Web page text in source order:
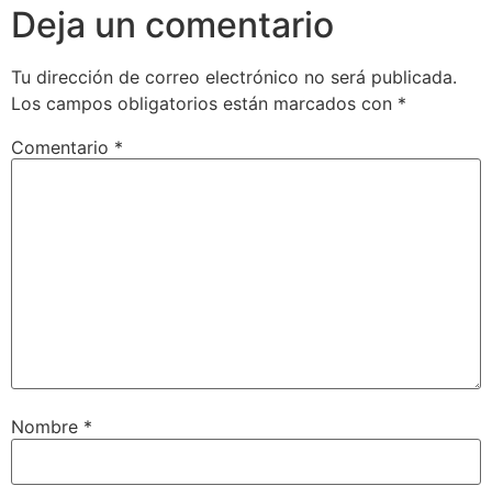
Deja un comentario
Tu dirección de correo electrónico no será publicada.
Los campos obligatorios están marcados con *
Comentario *
Nombre *